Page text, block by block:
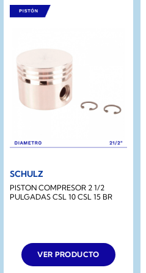
SCHULZ
PISTON COMPRESOR 2 1/2
PULGADAS CSL 10 CSL 15 BR
VER PRODUCTO